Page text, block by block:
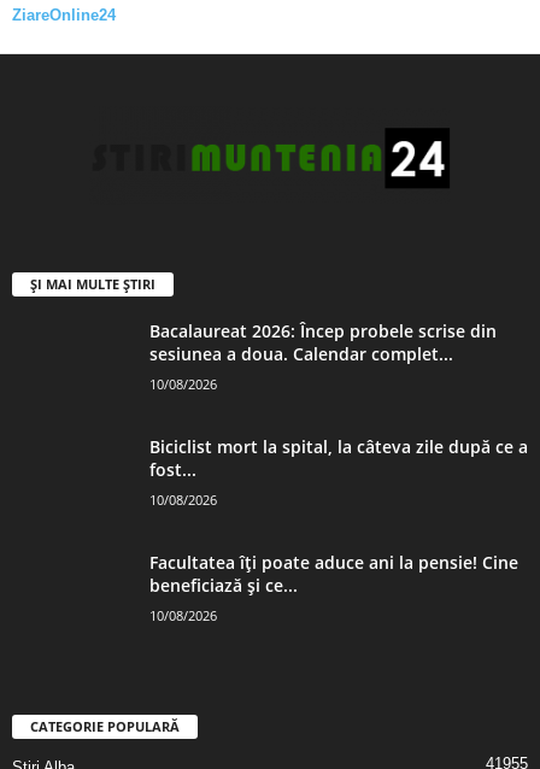
ZiareOnline24
ȘI MAI MULTE ȘTIRI
Bacalaureat 2026: Încep probele scrise din
sesiunea a doua. Calendar complet...
10/08/2026
Biciclist mort la spital, la câteva zile după ce a
fost...
10/08/2026
Facultatea îți poate aduce ani la pensie! Cine
beneficiază și ce...
10/08/2026
CATEGORIE POPULARĂ
41955